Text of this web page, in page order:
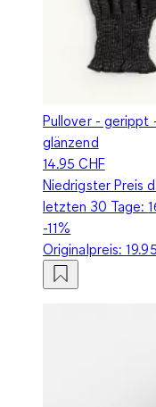
Pullover - gerippt
glänzend
14.95 CHF
Niedrigster Preis
letzten 30 Tage:
-11%
Originalpreis: